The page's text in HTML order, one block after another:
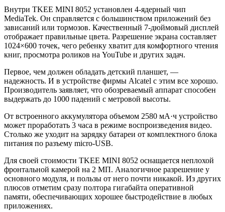
Внутри TKEE MINI 8052 установлен 4-ядерный чип
MediaTek. Он справляется с большинством приложений без
зависаний или тормозов. Качественный 7-дюймовый дисплей
отображает правильные цвета. Разрешение экрана составляет
1024×600 точек, чего ребенку хватит для комфортного чтения
книг, просмотра роликов на YouTube и других задач.
Первое, чем должен обладать детский планшет, —
надежность. И в устройстве фирмы Alcatel с этим все хорошо.
Производитель заявляет, что обозреваемый аппарат способен
выдержать до 1000 падений с метровой высоты.
От встроенного аккумулятора объемом 2580 мА·ч устройство
может проработать 3 часа в режиме воспроизведения видео.
Столько же уходит на зарядку батареи от комплектного блока
питания по разъему micro-USB.
Для своей стоимости TKEE MINI 8052 оснащается неплохой
фронтальной камерой на 2 МП. Аналогичное разрешение у
основного модуля, и пользы от него почти никакой. Из других
плюсов отметим сразу полтора гигабайта оперативной
памяти, обеспечивающих хорошее быстродействие в любых
приложениях.